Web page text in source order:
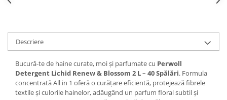
Accesorii Ingrijire Copii
Dus si Baie
Accesorii Baie
Gel de Dus pentru Copii
Pudra de Talc
Descriere
Bucură-te de haine curate, moi și parfumate cu Perwoll
Detergent Lichid Renew & Blossom 2 L – 40 Spălări. Formula
concentrată All in 1 oferă o curățare eficientă, protejează fibrele
textile și culorile hainelor, adăugând un parfum floral subtil și